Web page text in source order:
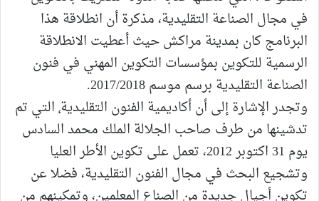
في مجال الصناعة التقليدية، مذكرة أن انطلاقة هذا
البرنامج كان بمدينة مراكش حيث أعطيت الانطلاقة
الرسمية للتكوين بمؤسسات التكوين المهني في فنون
الصناعة التقليدية برسم موسم 2017/2018.
وتجدر الإشارة إلى أن أكاديمية الفنون التقليدية٬ التي تم
تدشينها من طرف صاحب الجلالة الملك محمد السادس
يوم 31 اكتوبر 2012، تعمل على تكوين الأطر العليا
وتشجيع البحث في مجال الفنون التقليدية، فضلا عن